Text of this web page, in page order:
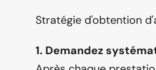
Stratégie d'obtention
1. Demandez